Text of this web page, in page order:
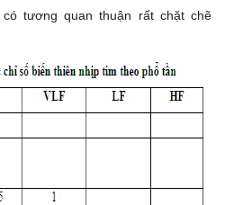
tương quan thuận rất chặt chẽ